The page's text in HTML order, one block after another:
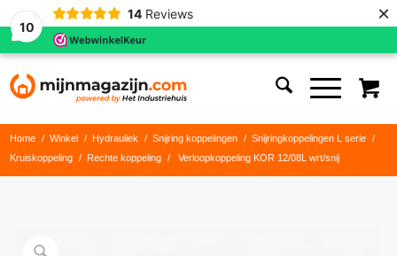
10
14 Reviews ×
Home / Winkel / Hydrauliek / Snijring koppelingen / Snijringkoppelingen L serie
/
Kruiskoppeling
/ Rechte koppeling / Verloopkoppeling KOR 12/08L wrt/snij